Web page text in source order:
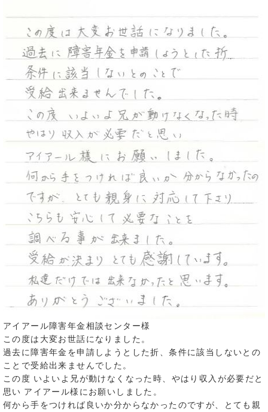
アイアール障害年金相談センター様
この度は大変お世話になりました。
過去に障害年金を申請しようとした折、条件に該当しないとの
ことで受給出来ませんでした。
この度 いよいよ兄が動けなくなった時、やはり収入が必要だと
思い アイアール様にお願いしました。
何から手をつければ良いか分からなかったのですが、とても親